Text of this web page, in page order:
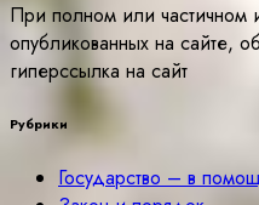
При полном или частичном
опубликованных на сайте,
гиперссылка на сайт
Рубрики
Государство – в